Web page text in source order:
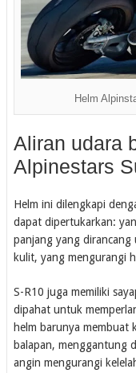
Helm
Aliran udara
Alpinestars
Helm ini dilengkapi
dapat dipertukarkan:
panjang yang
kulit, yang mengurangi
S-R10 juga memiliki
dipahat untuk
helm barunya membuat
balapan, menggantung
angin mengurangi